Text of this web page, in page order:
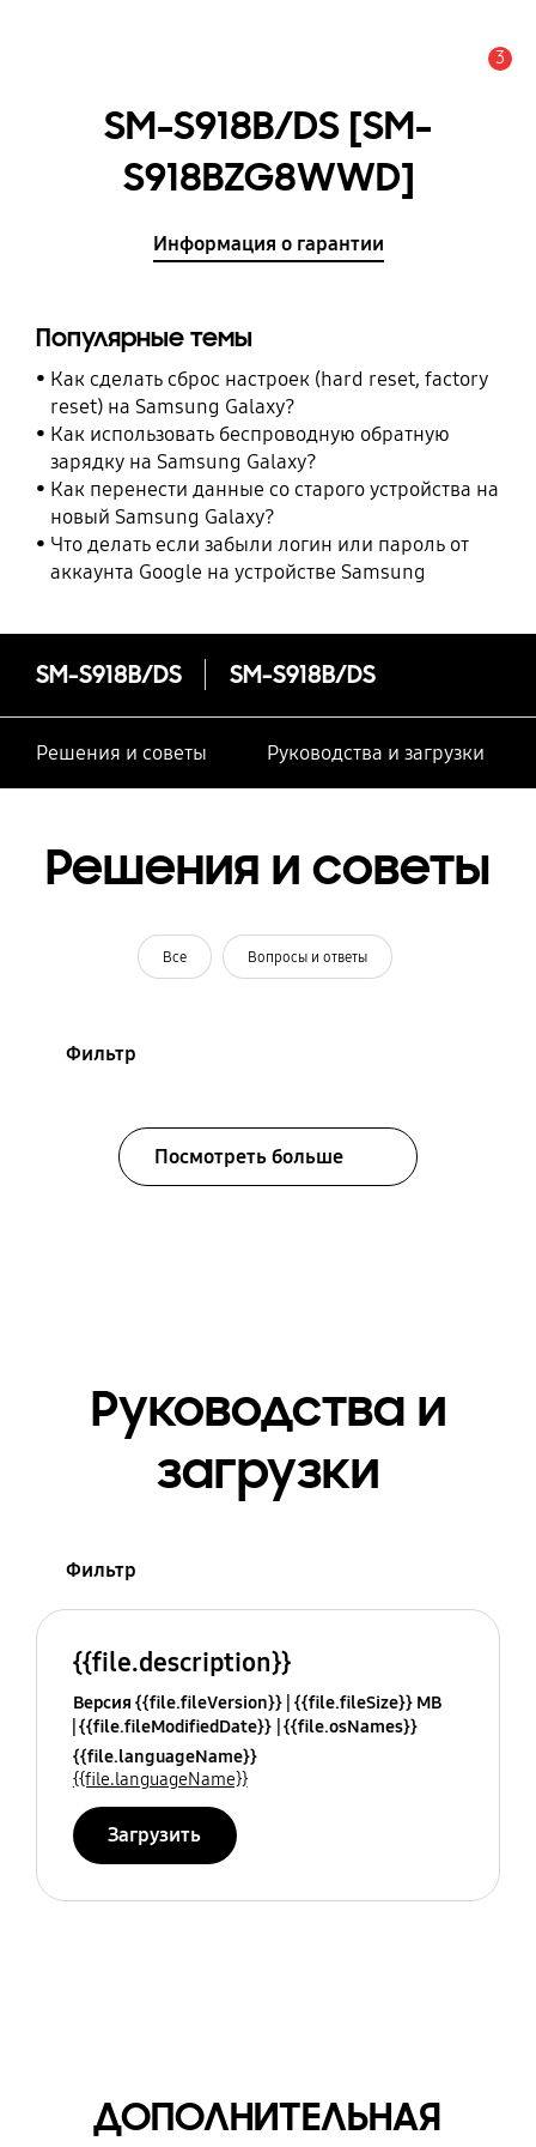
3
SM-S918B/DS [SM-
S918BZG8WWD]
Информация о гарантии
Популярные темы
Как сделать сброс настроек (hard reset, factory
reset) на Samsung Galaxy?
Как использовать беспроводную обратную
зарядку на Samsung Galaxy?
Как перенести данные со старого устройства на
новый Samsung Galaxy?
Что делать если забыли логин или пароль от
аккаунта Google на устройстве Samsung
SM-S918B/DS SM-S918B/DS
Решения и советы Руководства и загрузки
Решения и советы
Все Вопросы и ответы
Фильтр
Посмотреть больше
Руководства и
загрузки
Фильтр
{{file.description}}
Версия {{file.fileVersion}} {{file.fileSize}} MB
{{file.fileModifiedDate}} {{file.osNames}}
{{file.languageName}}
{{file.languageName}}
Загрузить
ДОПОЛНИТЕЛЬНАЯ